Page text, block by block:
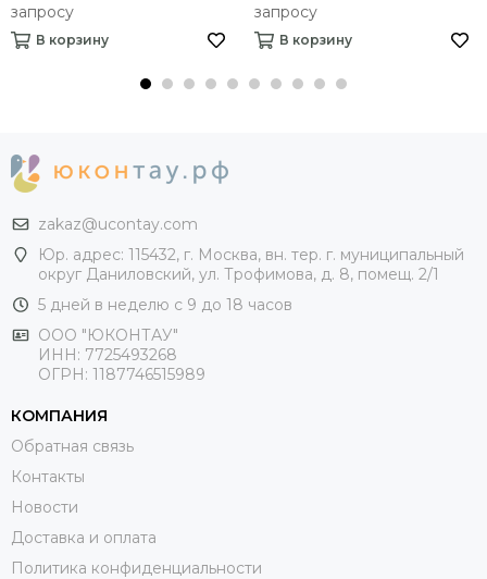
запросу
В корзину
запросу
В корзину
zakaz@ucontay.com
Юр. адрес: 115432, г. Москва, вн. тер. г. муниципальный
округ Даниловский, ул. Трофимова, д. 8, помещ. 2/1
5 дней в неделю с 9 до 18 часов
ООО "ЮКОНТАУ"
ИНН: 7725493268
ОГРН: 1187746515989
КОМПАНИЯ
Обратная связь
Контакты
Новости
Доставка и оплата
Политика конфиденциальности